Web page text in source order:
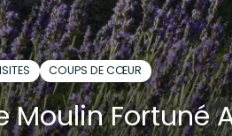
COUPS DE CŒUR
Moulin Fortuné